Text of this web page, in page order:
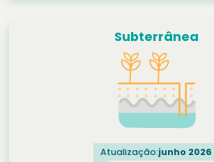
Subterrânea
Atualização:junho 2026